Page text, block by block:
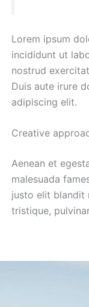
Lorem ipsum
incididunt ut
nostrud
Duis aute irure
adipiscing elit.
Creative
Aenean et
malesuada
justo elit blandit
tristique,